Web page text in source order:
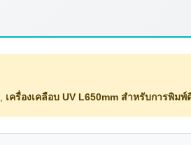
เครื่องเคลือบ UV L650mm สำหรับการพิมพ์